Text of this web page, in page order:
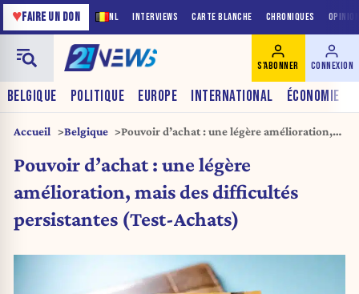
NL INTERVIEWS CARTE BLANCHE CHRONIQUES
♥FAIRE UN DON
BELGIQUE POLITIQUE EUROPE INTERNATIONAL ÉCONOMIE
S'ABONNER CONNEXION
Accueil Belgique
Pouvoir d’achat : une légère amélioration,
Achats)
Pouvoir d’achat : une légère
amélioration, mais des difficultés
persistantes (Test-Achats)